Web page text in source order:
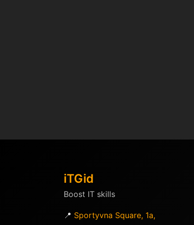
iTGid
Boost IT skills
📍 Sportyvna Square, 1a,